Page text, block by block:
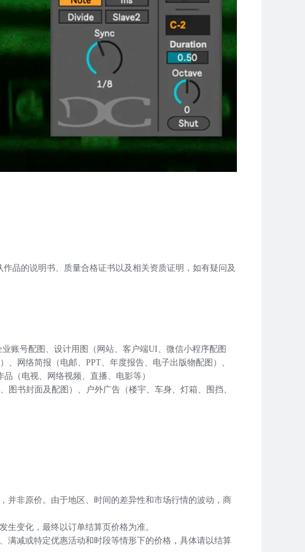
品的说明书、质量合格证书以及相关资质证明，如有疑问及
账号配图、设计用图（网站、客户端UI、微信小程序配图
网络简报（电邮、PPT、年度报告、电子出版物配图）、
（电视、网络视频、直播、电影等）
书封面及配图）、户外广告（楼宇、车身、灯箱、围挡、
并非原价。由于地区、时间的差异性和市场行情的波动，商
变化，最终以订单结算页价格为准。
满减或特定优惠活动和时段等情形下的价格，具体请以结算